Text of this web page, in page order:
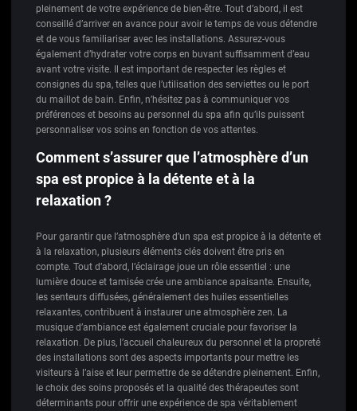
pleinement de votre expérience de bien-être. Tout d’abord, il est
conseillé d’arriver en avance pour avoir le temps de vous détendre
et de vous familiariser avec les installations. Assurez-vous
également d’hydrater votre corps en buvant suffisamment d’eau
avant votre visite. Il est important de respecter les règles et
consignes du spa, telles que l’utilisation des serviettes ou le port
du maillot de bain. Enfin, n’hésitez pas à communiquer vos
préférences et besoins au personnel du spa afin qu’ils puissent
personnaliser vos soins en fonction de vos attentes.
Comment s’assurer que l’atmosphère d’un
spa est propice à la détente et à la
relaxation ?
Pour garantir que l’atmosphère d’un spa est propice à la détente et
à la relaxation, plusieurs éléments clés doivent être pris en
compte. Tout d’abord, l’éclairage joue un rôle essentiel : une
lumière douce et tamisée crée une ambiance apaisante. Ensuite,
les senteurs diffusées, généralement des huiles essentielles
relaxantes, contribuent à instaurer une atmosphère zen. La
musique d’ambiance est également cruciale pour favoriser la
relaxation. De plus, l’accueil chaleureux du personnel et la propreté
des installations sont des aspects importants pour mettre les
visiteurs à l’aise et leur permettre de se détendre pleinement. Enfin,
le choix des soins proposés et la qualité des thérapeutes sont
déterminants pour offrir une expérience de spa véritablement